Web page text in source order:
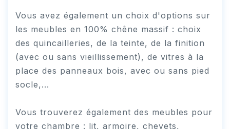
Vous avez également un choix d'options sur
les meubles en 100% chêne massif : choix
des quincailleries, de la teinte, de la finition
(avec ou sans vieillissement), de vitres à la
place des panneaux bois, avec ou sans pied
socle,...
Vous trouverez également des meubles pour
votre chambre : lit, armoire, chevets,